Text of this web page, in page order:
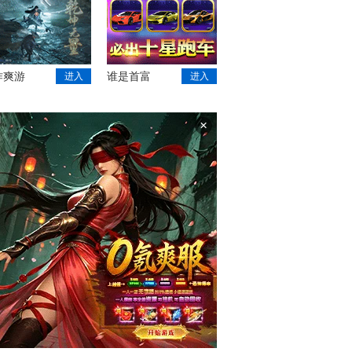
爽游 进入 谁是首富 进入
×